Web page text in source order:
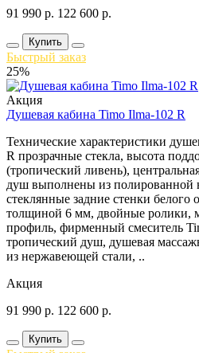
91 990 р. 122 600 р.
Купить
Быстрый заказ
25%
Акция
Душевая кабина Timo Ilma-102 R
Технические характеристики
R прозрачные стекла, высота
(тропический ливень),
душ выполнены из полированной
стеклянные задние стенки белого
толщиной 6 мм, двойные ролики,
профиль, фирменный смеситель
тропический душ, душевая
из нержавеющей стали, ..
Акция
91 990 р. 122 600 р.
Купить